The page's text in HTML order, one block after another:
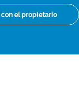
el propietario